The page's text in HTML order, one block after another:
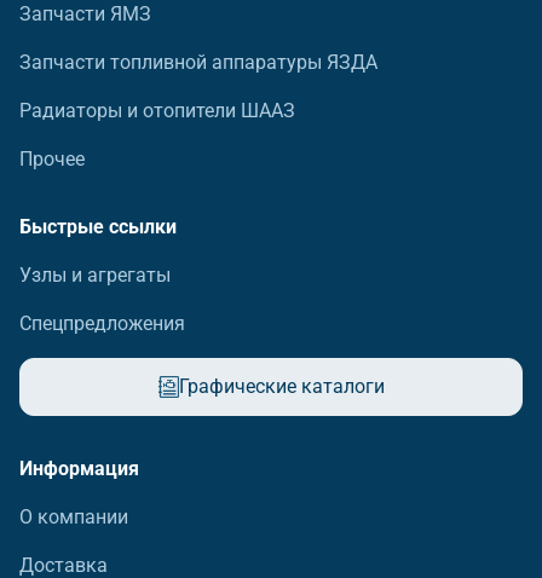
Запчасти ЯМЗ
Запчасти топливной аппаратуры ЯЗДА
Радиаторы и отопители ШААЗ
Прочее
Быстрые ссылки
Узлы и агрегаты
Спецпредложения
Графические каталоги
Информация
О компании
Доставка